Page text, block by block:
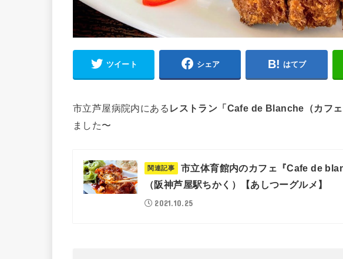
ツイート シェア はてブ
市立芦屋病院内にある レストラン「Cafe de Blanche（カフェ
ました〜
市立体育館内のカフェ『Cafe de
（阪神芦屋駅ちかく）【あしつーグルメ】
2021.10.25